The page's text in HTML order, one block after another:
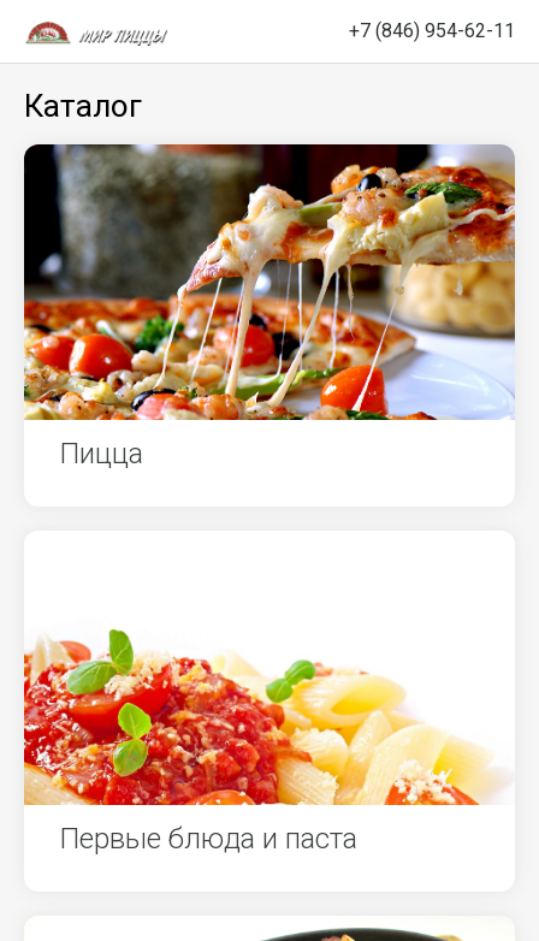
+7 (846) 954-62-11
Каталог
Пицца
Первые блюда и паста